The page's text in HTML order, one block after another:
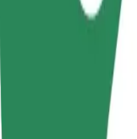
Viajes fiables en coches estándar